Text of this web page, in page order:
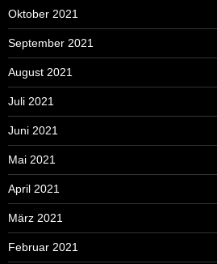
Oktober 2021
September 2021
August 2021
Juli 2021
Juni 2021
Mai 2021
April 2021
März 2021
Februar 2021